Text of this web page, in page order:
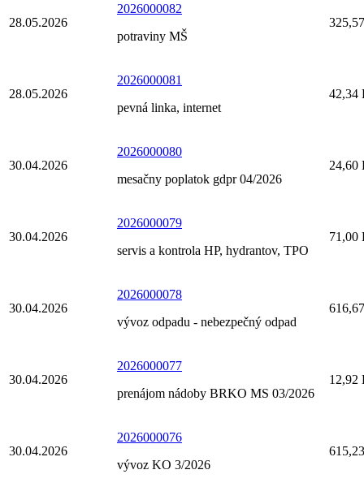
28.05.2026
2026000082
potraviny MŠ
28.05.2026
2026000081
pevná linka, internet
42,34
30.04.2026
2026000080
mesačny poplatok gdpr 04/2026
24,60
30.04.2026
2026000079
servis a kontrola HP, hydrantov, TPO
71,00
30.04.2026
2026000078
vývoz odpadu - nebezpečný odpad
30.04.2026
2026000077
prenájom nádoby BRKO MS 03/2026
12,92
30.04.2026
2026000076
vývoz KO 3/2026